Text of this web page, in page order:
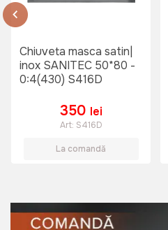
Chiuveta masca satin|
inox SANITEC 50*80 -
0:4(430) S416D
350 lei
Art: S416D
La comandă